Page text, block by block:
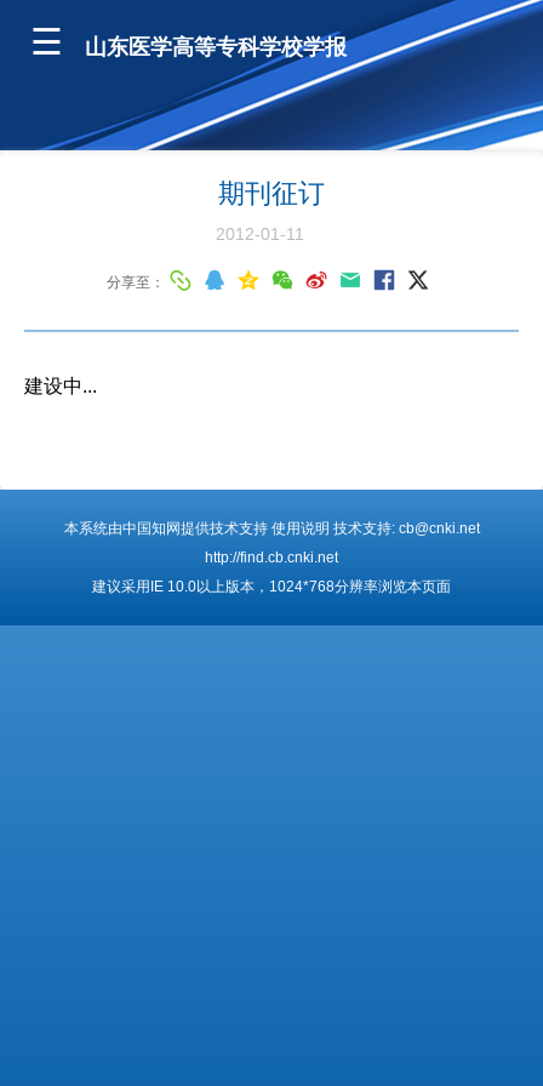
山东医学高等专科学校学报
期刊征订
2012-01-11
分享至：
建设中...
本系统由中国知网提供技术支持 使用说明 技术支持: cb@cnki.net
http://find.cb.cnki.net
建议采用IE 10.0以上版本，1024*768分辨率浏览本页面